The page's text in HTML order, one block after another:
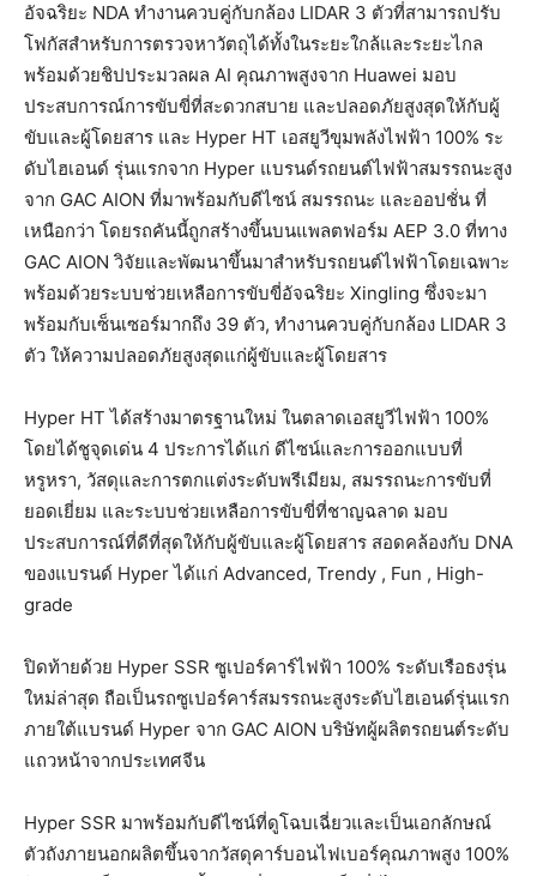
อัจฉริยะ NDA ทำงานควบคู่กับกล้อง LIDAR 3 ตัวที่สามารถปรับ
โฟกัสสำหรับการตรวจหาวัตถุได้ทั้งในระยะใกล้และระยะไกล
พร้อมด้วยชิปประมวลผล AI คุณภาพสูงจาก Huawei มอบ
ประสบการณ์การขับขี่ที่สะดวกสบาย และปลอดภัยสูงสุดให้กับผู้
ขับและผู้โดยสาร และ Hyper HT เอสยูวีขุมพลังไฟฟ้า 100% ระ
ดับไฮเอนด์ รุ่นแรกจาก Hyper แบรนด์รถยนต์ไฟฟ้าสมรรถนะสูง
จาก GAC AION ที่มาพร้อมกับดีไซน์ สมรรถนะ และออปชั่น ที่
เหนือกว่า โดยรถคันนี้ถูกสร้างขึ้นบนแพลตฟอร์ม AEP 3.0 ที่ทาง
GAC AION วิจัยและพัฒนาขึ้นมาสำหรับรถยนต์ไฟฟ้าโดยเฉพาะ
พร้อมด้วยระบบช่วยเหลือการขับขี่อัจฉริยะ Xingling ซึ่งจะมา
พร้อมกับเซ็นเซอร์มากถึง 39 ตัว, ทำงานควบคู่กับกล้อง LIDAR 3
ตัว ให้ความปลอดภัยสูงสุดแก่ผู้ขับและผู้โดยสาร
Hyper HT ได้สร้างมาตรฐานใหม่ ในตลาดเอสยูวีไฟฟ้า 100%
โดยได้ชูจุดเด่น 4 ประการได้แก่ ดีไซน์และการออกแบบที่
หรูหรา, วัสดุและการตกแต่งระดับพรีเมียม, สมรรถนะการขับที่
ยอดเยี่ยม และระบบช่วยเหลือการขับขี่ที่ชาญฉลาด มอบ
ประสบการณ์ที่ดีที่สุดให้กับผู้ขับและผู้โดยสาร สอดคล้องกับ DNA
ของแบรนด์ Hyper ได้แก่ Advanced, Trendy , Fun , High-
grade
ปิดท้ายด้วย Hyper SSR ซูเปอร์คาร์ไฟฟ้า 100% ระดับเรือธงรุ่น
ใหม่ล่าสุด ถือเป็นรถซูเปอร์คาร์สมรรถนะสูงระดับไฮเอนด์รุ่นแรก
ภายใต้แบรนด์ Hyper จาก GAC AION บริษัทผู้ผลิตรถยนต์ระดับ
แถวหน้าจากประเทศจีน
Hyper SSR มาพร้อมกับดีไซน์ที่ดูโฉบเฉี่ยวและเป็นเอกลักษณ์
ตัวถังภายนอกผลิตขึ้นจากวัสดุคาร์บอนไฟเบอร์คุณภาพสูง 100%